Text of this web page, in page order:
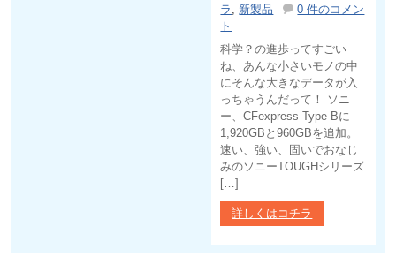
ラ
新製品
0 件のコメン
ト
科学？の進歩ってすごい
ね、あんな小さいモノの中
にそんな大きなデータが入
っちゃうんだって！ ソニ
ー、CFexpress Type Bに
1,920GBと960GBを追加。
速い、強い、固いでおなじ
みのソニーTOUGHシリーズ
[…]
詳しくはコチラ